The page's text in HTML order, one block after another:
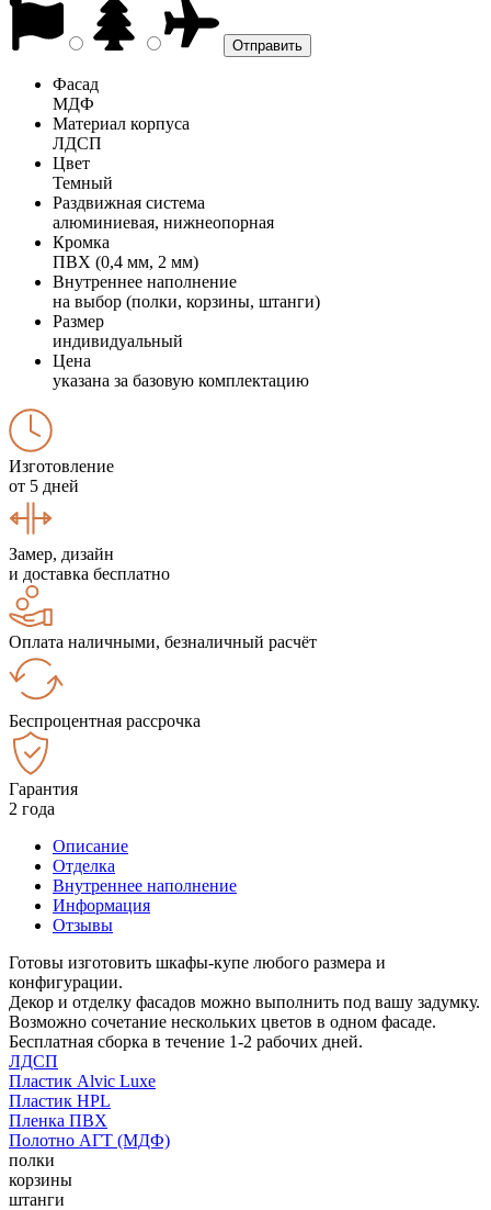
Фасад
МДФ
Материал корпуса
ЛДСП
Цвет
Темный
Раздвижная система
алюминиевая, нижнеопорная
Кромка
ПВХ (0,4 мм, 2 мм)
Внутреннее наполнение
на выбор (полки, корзины, штанги)
Размер
индивидуальный
Цена
указана за базовую комплектацию
Изготовление
от 5 дней
Замер, дизайн
и доставка бесплатно
Оплата наличными, безналичный расчёт
Беспроцентная рассрочка
Гарантия
2 года
Описание
Отделка
Внутреннее наполнение
Информация
Отзывы
Готовы изготовить шкафы-купе любого размера и
конфигурации.
Декор и отделку фасадов можно выполнить под вашу задумку.
Возможно сочетание нескольких цветов в одном фасаде.
Бесплатная сборка в течение 1-2 рабочих дней.
ЛДСП
Пластик Alvic Luxe
Пластик HPL
Пленка ПВХ
Полотно АГТ (МДФ)
полки
корзины
штанги